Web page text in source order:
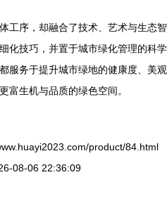
工序，却融合了技术、艺术与生态智
化技巧，并置于城市绿化管理的科学
服务于提升城市绿地的健康度、美观
富生机与品质的绿色空间。
product/84.html
08-06 22:36:09